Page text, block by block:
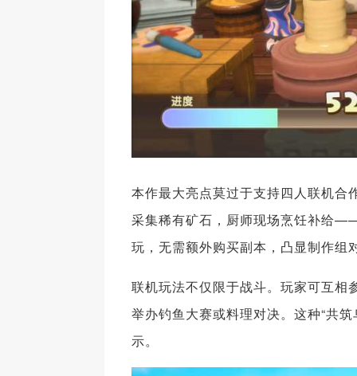
本作最大亮点莫过于支持四人联机
采集稀有矿石，厨师现场烹饪补给
玩，无需额外购买副本，凸显制作组
联机玩法不仅限于战斗。玩家可互相
举办钓鱼大赛或料理对决。这种“共
示。